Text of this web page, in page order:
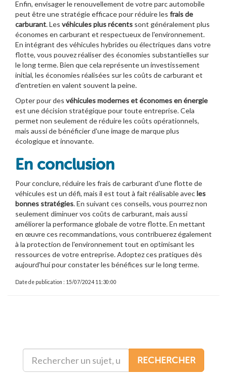
Enfin, envisager le renouvellement de votre parc automobile
peut être une stratégie efficace pour réduire les frais de
carburant. Les véhicules plus récents sont généralement plus
économes en carburant et respectueux de l'environnement.
En intégrant des véhicules hybrides ou électriques dans votre
flotte, vous pouvez réaliser des économies substantielles sur
le long terme. Bien que cela représente un investissement
initial, les économies réalisées sur les coûts de carburant et
d'entretien en valent souvent la peine.
Opter pour des véhicules modernes et économes en énergie
est une décision stratégique pour toute entreprise. Cela
permet non seulement de réduire les coûts opérationnels,
mais aussi de bénéficier d'une image de marque plus
écologique et innovante.
En conclusion
Pour conclure, réduire les frais de carburant d'une flotte de
véhicules est un défi, mais il est tout à fait réalisable avecles
bonnes stratégies. En suivant ces conseils, vous pourrez non
seulement diminuer vos coûts de carburant, mais aussi
améliorer la performance globale de votre flotte. En mettant
en œuvre ces recommandations, vous contribuerez également
à la protection de l'environnement tout en optimisant les
ressources de votre entreprise. Adoptez ces pratiques dès
aujourd'hui pour constater les bénéfices sur le long terme.
Date de publication : 15/07/2024 11:30:00
RECHERCHER